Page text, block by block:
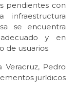
pendientes con
se encuentra
y en
de usuarios.
Veracruz, Pedro
jurídicos